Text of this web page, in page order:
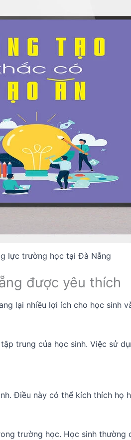
lực trường học tại Đà Nẵng
được yêu thích
lại nhiều lợi ích cho học sinh
trung của học sinh. Việc sử
Điều này có thể kích thích họ
trường học. Học sinh